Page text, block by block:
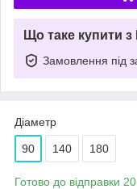
Що таке купити
Замовлення під
Діаметр
90 140 180
Готово до відправки 20